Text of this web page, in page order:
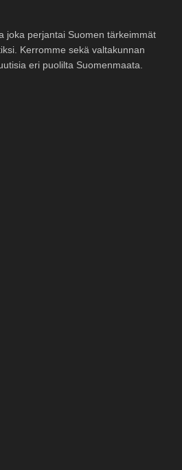
joka perjantai Suomen tärkeimmät
Kerromme sekä valtakunnan
eri puolilta Suomenmaata.